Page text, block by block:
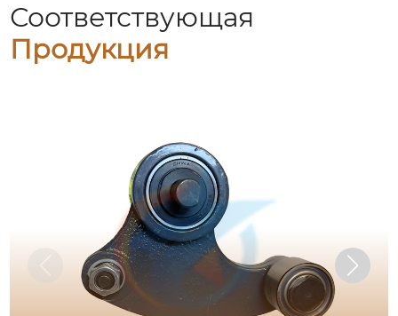
Соответствующая
Продукция